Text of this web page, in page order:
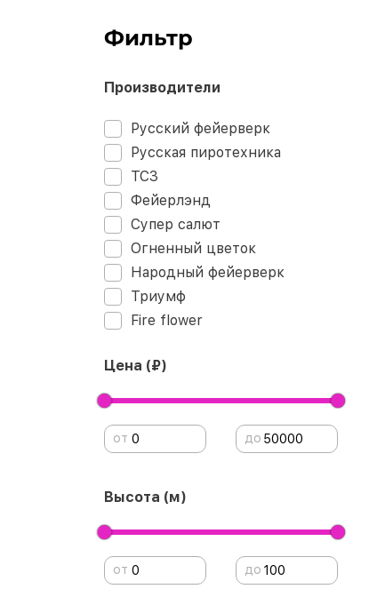
Фильтр
Производители
Русский фейерверк
Русская пиротехника
ТСЗ
Фейерлэнд
Супер салют
Огненный цветок
Народный фейерверк
Триумф
Fire flower
Цена (₽)
от до
Высота (м)
от до